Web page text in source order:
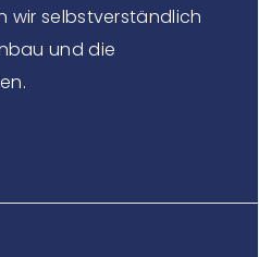
wir selbstverständlich
und die